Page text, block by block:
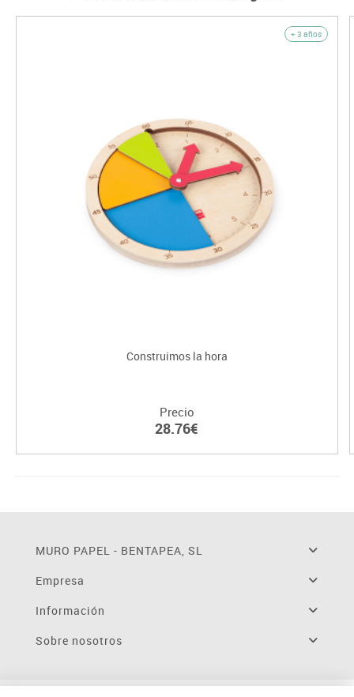
+ 3 años
Construimos la hora
Precio
28.76€
MURO PAPEL - BENTAPEA, SL
Empresa
Información
Sobre nosotros